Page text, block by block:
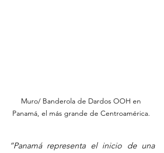
Muro/ Banderola de Dardos OOH en
Panamá, el más grande de Centroamérica.
“Panamá representa el inicio de una